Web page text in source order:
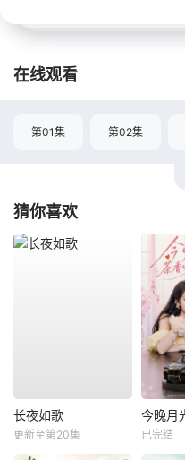
在线观看
第01集 第02集
猜你喜欢
长夜如歌
更新至第20集 已完结